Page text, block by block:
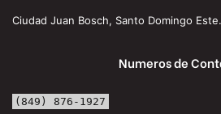
Ciudad Juan Bosch, Santo Domingo Este.
Numeros de
(849) 876-1927